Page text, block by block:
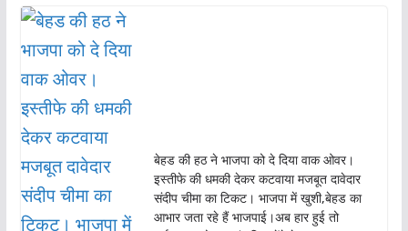
o
o
k
A
p
बेहड की हठ ने भाजपा को दे दिया वाक ओवर।
इस्तीफे की धमकी देकर कटवाया मजबूत दावेदार
संदीप चीमा का टिकट। भाजपा में खुशी,बेहड का
आभार जता रहे हैं भाजपाई।अब हार हुई तो